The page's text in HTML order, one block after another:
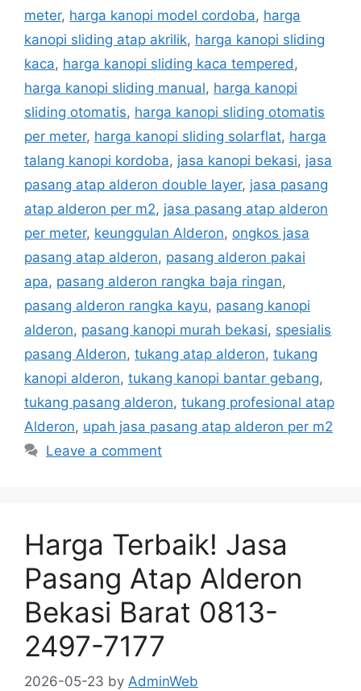
meter, harga kanopi model cordoba, harga
kanopi sliding atap akrilik, harga kanopi sliding
kaca, harga kanopi sliding kaca tempered ,
harga kanopi sliding manual, harga kanopi
sliding otomatis, harga kanopi sliding otomatis
per meter, harga kanopi sliding solarflat, harga
talang kanopi kordoba, jasa kanopi bekasi, jasa
pasang atap alderon double layer, jasa pasang
atap alderon per m2, jasa pasang atap alderon
per meter, keunggulan Alderon, ongkos jasa
pasang atap alderon, pasang alderon pakai
apa, pasang alderon rangka baja ringan,
pasang alderon rangka kayu, pasang kanopi
alderon, pasang kanopi murah bekasi, spesialis
pasang Alderon, tukang atap alderon, tukang
kanopi alderon, tukang kanopi bantar gebang,
tukang pasang alderon, tukang profesional atap
Alderon, upah jasa pasang atap alderon per m2
Leave a comment
Harga Terbaik! Jasa
Pasang Atap Alderon
Bekasi Barat 0813-
2497-7177
2026-05-23 by AdminWeb